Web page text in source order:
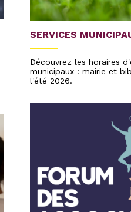
SERVICES
Découvrez les horaires
municipaux : mairie et
l'été 2026.